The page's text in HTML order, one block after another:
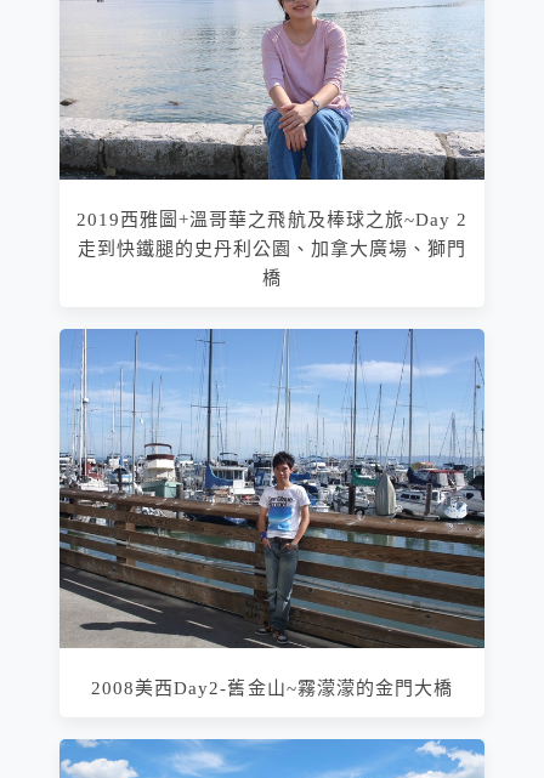
2019西雅圖+溫哥華之飛航及棒球之旅~Day 2
走到快鐵腿的史丹利公園、加拿大廣場、獅門
橋
2008美西Day2-舊金山~霧濛濛的金門大橋